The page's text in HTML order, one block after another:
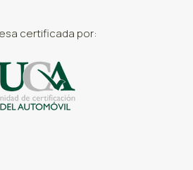
certificada por: